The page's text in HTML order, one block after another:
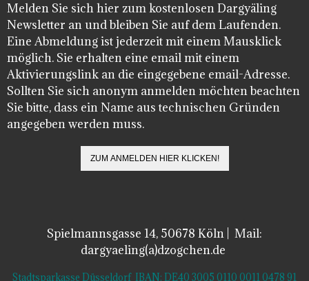
Melden Sie sich hier zum kostenlosen Dargyäling
Newsletter an und bleiben Sie auf dem Laufenden.
Eine Abmeldung ist jederzeit mit einem Mausklick
möglich. Sie erhalten eine email mit einem
Aktivierungslink an die eingegebene email-Adresse.
Sollten Sie sich anonym anmelden möchten beachten
Sie bitte, dass ein Name aus technischen Gründen
angegeben werden muss.
Spielmannsgasse 14, 50678 Köln | Mail:
dargyaeling(a)dzogchen.de
Stadtsparkasse Düsseldorf IBAN: DE40 3005 0110 0011 0478 91